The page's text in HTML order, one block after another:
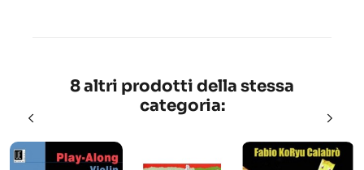
8 altri prodotti della stessa
categoria: